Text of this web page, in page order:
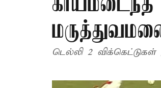
டெல்லி 2 விக்கெட்டுகள்